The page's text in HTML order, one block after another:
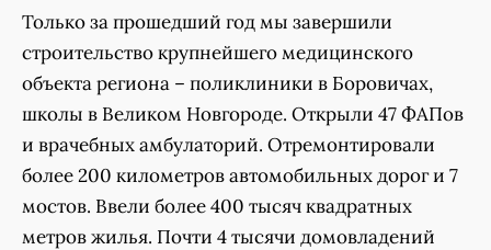
Только за прошедший год мы завершили
строительство крупнейшего медицинского
объекта региона – поликлиники в Боровичах,
школы в Великом Новгороде. Открыли 47 ФАПов
и врачебных амбулаторий. Отремонтировали
более 200 километров автомобильных дорог и 7
мостов. Ввели более 400 тысяч квадратных
метров жилья. Почти 4 тысячи домовладений